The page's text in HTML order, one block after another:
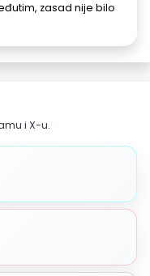
zasad nije bilo
i X-u.